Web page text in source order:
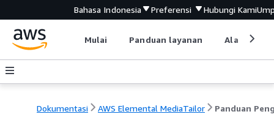
Bahasa Indonesia Preferensi Hubungi Kami
Mulai Panduan layanan Alat
Dokumentasi AWS Elemental MediaTailor